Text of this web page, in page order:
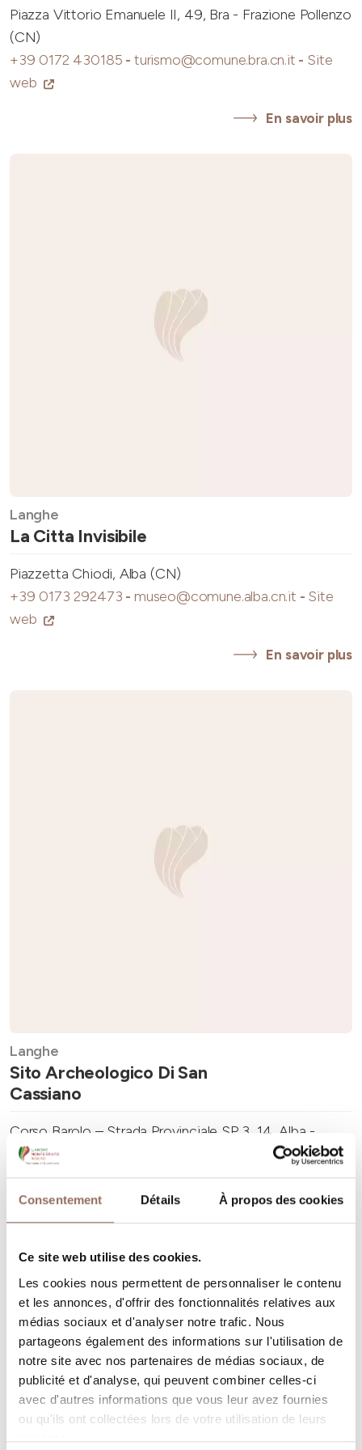
Consentement Détails À propos des cookies
Ce site web utilise des cookies.
Les cookies nous permettent de personnaliser le contenu
et les annonces, d'offrir des fonctionnalités relatives aux
médias sociaux et d'analyser notre trafic. Nous
partageons également des informations sur l'utilisation de
notre site avec nos partenaires de médias sociaux, de
publicité et d'analyse, qui peuvent combiner celles-ci
avec d'autres informations que vous leur avez fournies
ou qu'ils ont collectées lors de votre utilisation de leurs
services.
Piazza Vittorio Emanuele II, 49, Bra - Frazione Pollenzo
(CN)
+39 0172 430185 - turismo@comune.bra.cn.it - Site
web
En savoir plus
Langhe
La Citta Invisibile
Piazzetta Chiodi, Alba (CN)
+39 0173 292473 - museo@comune.alba.cn.it - Site
web
En savoir plus
Langhe
Sito Archeologico Di San
Cassiano
Corso Barolo – Strada Provinciale SP 3, 14, Alba -
Località San Cassiano (CN)
+39 0173 292111-alba@comune.alba.cn.it-Site web